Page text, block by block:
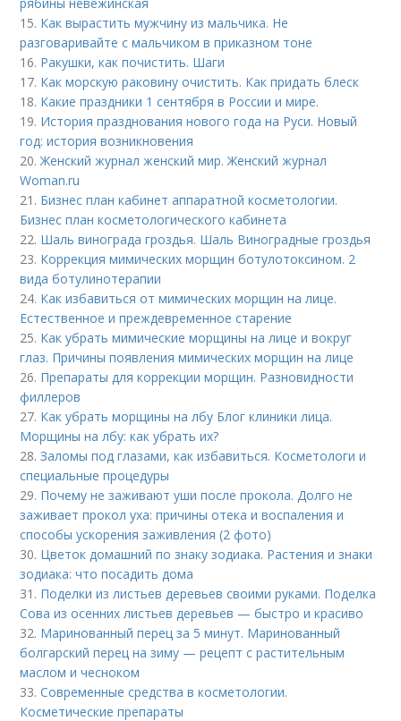
15. Как вырастить мужчину из мальчика. Не
разговаривайте с мальчиком в приказном тоне
16. Ракушки, как почистить. Шаги
17. Как морскую раковину очистить. Как придать блеск
18. Какие праздники 1 сентября в России и мире.
19. История празднования нового года на Руси. Новый
год: история возникновения
20.Женский журнал женский мир. Женский журнал
Woman.ru
21. Бизнес план кабинет аппаратной косметологии.
Бизнес план косметологического кабинета
22. Шаль винограда гроздья. Шаль Виноградные гроздья
23. Коррекция мимических морщин ботулотоксином. 2
вида ботулинотерапии
24. Как избавиться от мимических морщин на лице.
Естественное и преждевременное старение
25. Как убрать мимические морщины на лице и вокруг
глаз. Причины появления мимических морщин на лице
26. Препараты для коррекции морщин. Разновидности
филлеров
27. Как убрать морщины на лбу Блог клиники лица.
Морщины на лбу: как убрать их?
28.Заломы под глазами, как избавиться. Косметологи и
специальные процедуры
29. Почему не заживают уши после прокола. Долго не
заживает прокол уха: причины отека и воспаления и
способы ускорения заживления (2 фото)
30. Цветок домашний по знаку зодиака. Растения и знаки
зодиака: что посадить дома
31. Поделки из листьев деревьев своими руками. Поделка
Сова из осенних листьев деревьев — быстро и красиво
32. Маринованный перец за 5 минут. Маринованный
болгарский перец на зиму — рецепт с растительным
маслом и чесноком
33.Современные средства в косметологии.
Косметические препараты